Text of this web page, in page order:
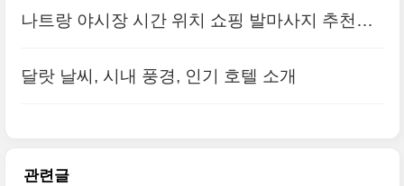
나트랑 야시장 시간 위치 쇼핑 발마사지 추천까
달랏 날씨, 시내 풍경, 인기 호텔 소개
관련글